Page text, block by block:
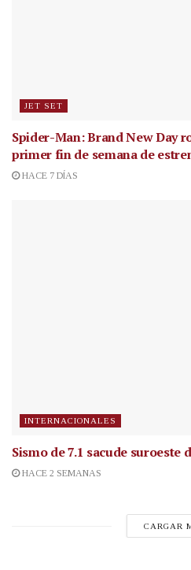
JET SET
Spider-Man: Brand New Day
primer fin de semana de
HACE 7 DÍAS
INTERNACIONALES
Sismo de 7.1 sacude suroeste
HACE 2 SEMANAS
CARGAR